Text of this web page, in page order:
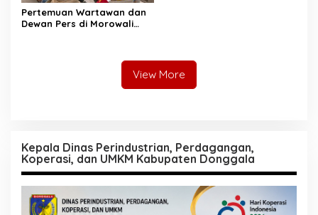
Pertemuan Wartawan dan
Dewan Pers di Morowali
View More
Kepala Dinas Perindustrian, Perdagangan,
Koperasi, dan UMKM Kabupaten Donggala